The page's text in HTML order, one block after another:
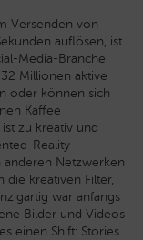
Versenden von
auflösen, ist
Media-Branche
Millionen aktive
oder können sich
Kaffee
zu kreativ und
Reality-
anderen Netzwerken
die kreativen Filter,
war anfangs
Bilder und Videos
einen Shift: Stories